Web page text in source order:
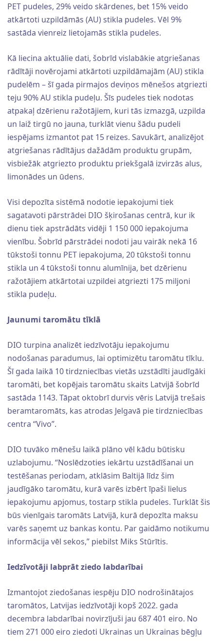
PET pudeles, 29% veido skārdenes, bet 15% veido
atkārtoti uzpildāmās (AU) stikla pudeles. Vēl 9%
sastāda vienreiz lietojamās stikla pudeles.
Kā liecina aktuālie dati, šobrīd vislabākie atgriešanas
rādītāji novērojami atkārtoti uzpildāmajām (AU) stikla
pudelēm – šī gada pirmajos deviņos mēnešos atgriezti
teju 90% AU stikla pudeļu. Šīs pudeles tiek nodotas
atpakaļ dzērienu ražotājiem, kuri tās izmazgā, uzpilda
un laiž tirgū no jauna, turklāt vienu šādu pudeli
iespējams izmantot pat 15 reizes. Savukārt, analizējot
atgriešanas rādītājus dažādām produktu grupām,
visbiežāk atgriezto produktu priekšgalā izvirzās alus,
limonādes un ūdens.
Visi depozīta sistēmā nodotie iepakojumi tiek
sagatavoti pārstrādei DIO šķirošanas centrā, kur ik
dienu tiek apstrādāts vidēji 1 150 000 iepakojuma
vienību. Šobrīd pārstrādei nodoti jau vairāk nekā 16
tūkstoši tonnu PET iepakojuma, 20 tūkstoši tonnu
stikla un 4 tūkstoši tonnu alumīnija, bet dzērienu
ražotājiem atkārtotai uzpildei atgriezti 175 miljoni
stikla pudeļu.
Jaunumi taromātu tīklā
DIO turpina analizēt iedzīvotāju iepakojumu
nodošanas paradumus, lai optimizētu taromātu tīklu.
Šī gada laikā 10 tirdzniecības vietās uzstādīti jaudīgāki
taromāti, bet kopējais taromātu skaits Latvijā šobrīd
sastāda 1143. Tāpat oktobrī durvis vēris Latvijā trešais
beramtaromāts, kas atrodas Jelgavā pie tirdzniecības
centra “Vivo”.
DIO tuvāko mēnešu laikā plāno vēl kādu būtisku
uzlabojumu. “Noslēdzoties iekārtu uzstādīšanai un
testēšanas periodam, atklāsim Baltijā līdz šim
jaudīgāko taromātu, kurā varēs izbērt īpaši lielus
iepakojumu apjomus, tostarp stikla pudeles. Turklāt šis
būs vienīgais taromāts Latvijā, kurā depozīta maksu
varēs saņemt uz bankas kontu. Par gaidāmo notikumu
informācija vēl sekos,” piebilst Miks Stūrītis.
Iedzīvotāji labprāt ziedo labdarībai
Izmantojot ziedošanas iespēju DIO nodrošinātajos
taromātos, Latvijas iedzīvotāji kopš 2022. gada
decembra labdarībai novirzījuši jau 687 401 eiro. No
tiem 271 000 eiro ziedoti Ukrainas un Ukrainas bēgļu